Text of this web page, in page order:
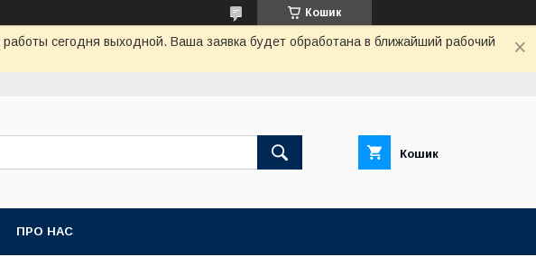
Кошик
сегодня выходной. Ваша заявка будет обработана в ближайший рабочий
Кошик
ПРО НАС